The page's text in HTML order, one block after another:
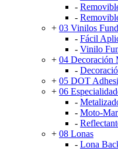
-
-
+ 03 Vinilos
- Fácil
- Vinilo
+ 04 Decoración
-
+ 05 DOT
+ 06
-
- Moto-
-
+ 08 Lonas
- Lona